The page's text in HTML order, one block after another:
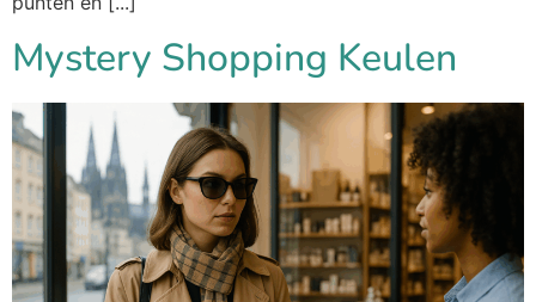
Mystery Shopping Keulen